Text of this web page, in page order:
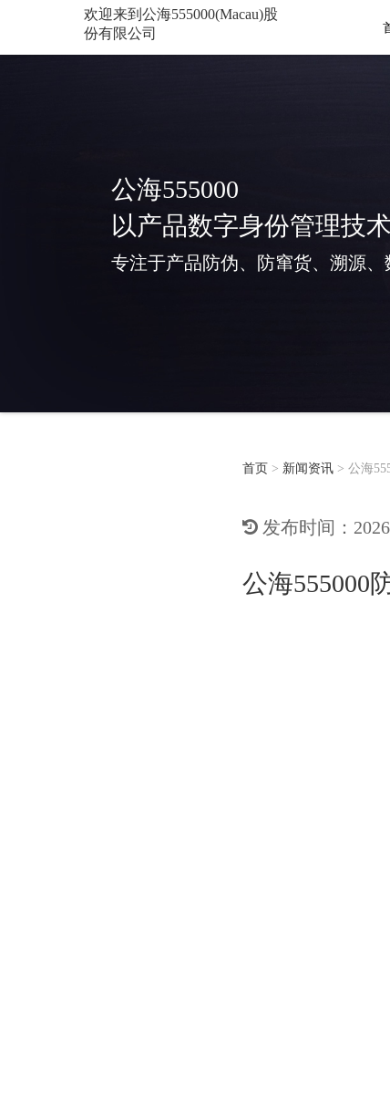
欢迎来到公海555000(Macau)股
份有限公司
公海555000
以产品数字身份管理技
专注于产品防伪、防窜货、溯源
首页 > 新闻资讯 > 公海
发布时间：
公海555000